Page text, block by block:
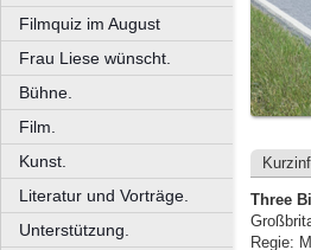
Filmquiz im August
Frau Liese wünscht.
Bühne.
Film.
Kunst.
Literatur und Vorträge.
Unterstützung.
Three
Regie: